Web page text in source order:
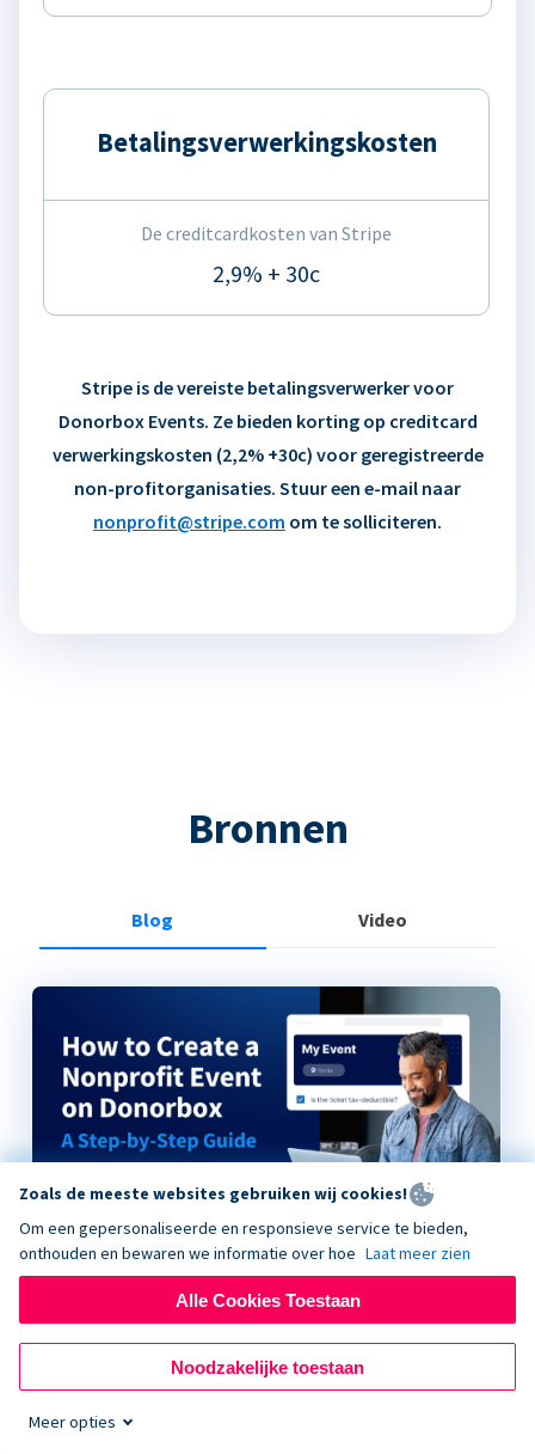
Betalingsverwerkingskosten
De creditcardkosten van Stripe
2,9% + 30c
Stripe is de vereiste betalingsverwerker voor
Donorbox Events. Ze bieden korting op creditcard
verwerkingskosten (2,2% +30c) voor geregistreerde
non-profitorganisaties. Stuur een e-mail naar
nonprofit@stripe.com om te solliciteren.
Bronnen
Blog Video
How to Create a Nonprofit Event on Donorbox
Zoals de meeste websites gebruiken wij cookies!
Om een gepersonaliseerde en responsieve service te bieden,
onthouden en bewaren we informatie over hoe Laat meer zien
Alle Cookies Toestaan
Noodzakelijke toestaan
Meer opties